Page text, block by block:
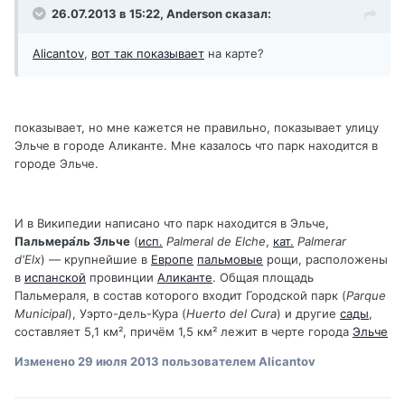
26.07.2013 в 15:22, Anderson сказал:
Alicantov, вот так показывает на карте?
показывает, но мне кажется не правильно, показывает улицу
Эльче в городе Аликанте. Мне казалось что парк находится в
городе Эльче.
И в Википедии написано что парк находится в Эльче,
Пальмера́ль Э́льче (исп. Palmeral de Elche, кат. Palmerar
d'Elx) — крупнейшие в Европе пальмовые рощи, расположены
в испанской провинции Аликанте. Общая площадь
Пальмераля, в состав которого входит Городской парк (Parque
Municipal), Уэрто-дель-Кура (Huerto del Cura) и другие сады,
составляет 5,1 км², причём 1,5 км² лежит в черте города Эльче
Изменено29 июля 2013 пользователем Alicantov